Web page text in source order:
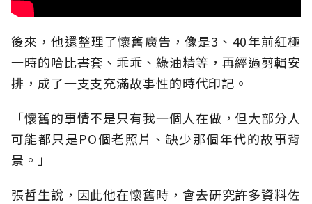
後來，他還整理了懷舊廣告，像是3、40年前紅極
一時的哈比書套、乖乖、綠油精等，再經過剪輯安
排，成了一支支充滿故事性的時代印記。
「懷舊的事情不是只有我一個人在做，但大部分人
可能都只是PO個老照片、缺少那個年代的故事背
景。」
張哲生說，因此他在懷舊時，會去研究許多資料佐